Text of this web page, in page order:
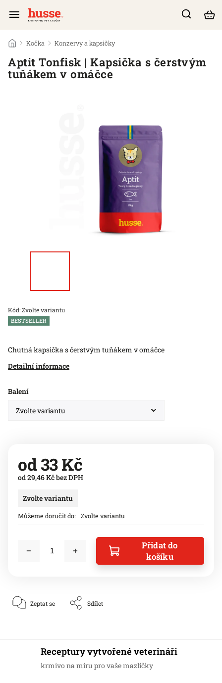
/ Kočka / Konzervy a kapsičky
Aptit Tonfisk | Kapsička s čerstvým
tuňákem v omáčce
Kód:Zvolte variantu
Chutná kapsička s čerstvým tuňákem v omáčce
Detailní informace
BESTSELLER
Balení
od33 Kč
od29,46 Kčbez DPH
Zvolte variantu
Můžeme doručit do: Zvolte variantu
Přidat do
košíku
Zeptat se Sdílet
Receptury vytvořené veterináři
krmivo na míru pro vaše mazlíčky